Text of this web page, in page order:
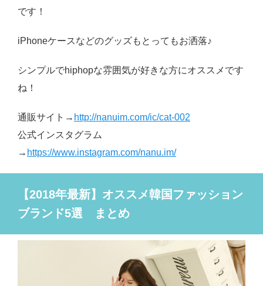
です！
iPhoneケースなどのグッズもとってもお洒落♪
シンプルでhiphopな雰囲気が好きな方にオススメです
ね！
通販サイト→ http://nanuim.com/ic/cat-002
公式インスタグラム
→ https://www.instagram.com/nanu.im/
【2018年最新】オススメ韓国ファッション
ブランド5選 まとめ